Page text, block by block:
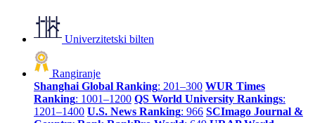
Univerzitetski bilten
Rangiranje
Shanghai Global Ranking: 201–300 WUR Times
Ranking: 1001–1200 QS World University Rankings:
1201–1400 U.S. News Ranking: 966 SCImago Journal &